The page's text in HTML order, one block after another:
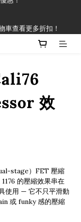
惠！
（不含運費），即可
效
stage）FET 壓縮
的壓縮效果串在
使用 — 它不只平滑動
或 funky 感的壓縮